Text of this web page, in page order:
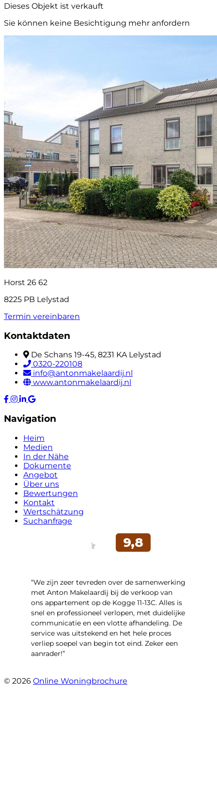
Dieses Objekt ist verkauft
Sie können keine Besichtigung mehr anfordern
Horst 26 62
8225 PB Lelystad
Termin vereinbaren
Kontaktdaten
De Schans 19-45, 8231 KA Lelystad
0320-220108
info@antonmakelaardij.nl
www.antonmakelaardij.nl
Navigation
Heim
Medien
In der Nähe
Dokumente
Angebot
Über uns
Bewertungen
Kontakt
Wertschätzung
Suchanfrage
“We zijn zeer tevreden over de samenwerking
met Anton Makelaardij bij de verkoop van
ons appartement op de Kogge 11-13C. Alles is
snel en professioneel verlopen, met duidelijke
communicatie en een vlotte afhandeling. De
service was uitstekend en het hele proces
verliep soepel van begin tot eind. Zeker een
aanrader!”
© 2026 Online Woningbrochure